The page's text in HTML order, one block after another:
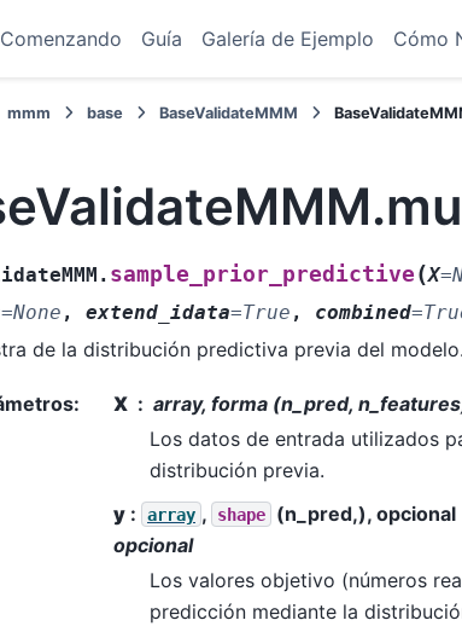
Comenzando Guía Galería de Ejemplo Cómo
mmm base BaseValidateMMM
sample_prior_predictive (X=
=None , extend_idata=True , combined=
de la distribución predictiva previa del
: X
array, forma (n_pred,
Los datos de entrada utilizados
distribución previa.
y : array , shape (n_pred,), opcional
opcional
Los valores objetivo (números
predicción mediante la